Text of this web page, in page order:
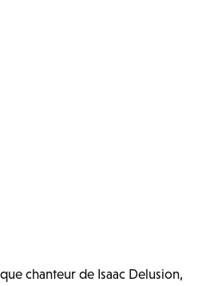
chanteur de Isaac Delusion,